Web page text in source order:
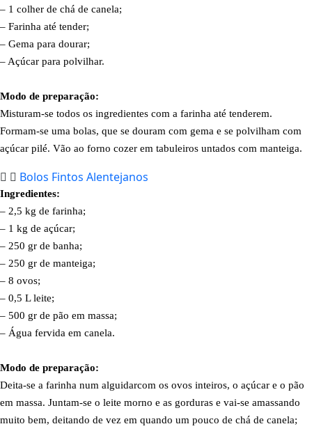
– 1 colher de chá de canela;
– Farinha até tender;
– Gema para dourar;
– Açúcar para polvilhar.
Modo de preparação:
Misturam-se todos os ingredientes com a farinha até tenderem.
Formam-se uma bolas, que se douram com gema e se polvilham com
açúcar pilé. Vão ao forno cozer em tabuleiros untados com manteiga.
Bolos Fintos Alentejanos
Ingredientes:
– 2,5 kg de farinha;
– 1 kg de açúcar;
– 250 gr de banha;
– 250 gr de manteiga;
– 8 ovos;
– 0,5 L leite;
– 500 gr de pão em massa;
– Água fervida em canela.
Modo de preparação:
Deita-se a farinha num alguidarcom os ovos inteiros, o açúcar e o pão
em massa. Juntam-se o leite morno e as gorduras e vai-se amassando
muito bem, deitando de vez em quando um pouco de chá de canela;